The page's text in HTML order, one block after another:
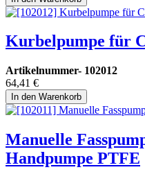
Kurbelpumpe für
Artikelnummer- 102012
64,41 €
In den Warenkorb
Manuelle
Handpumpe PTFE